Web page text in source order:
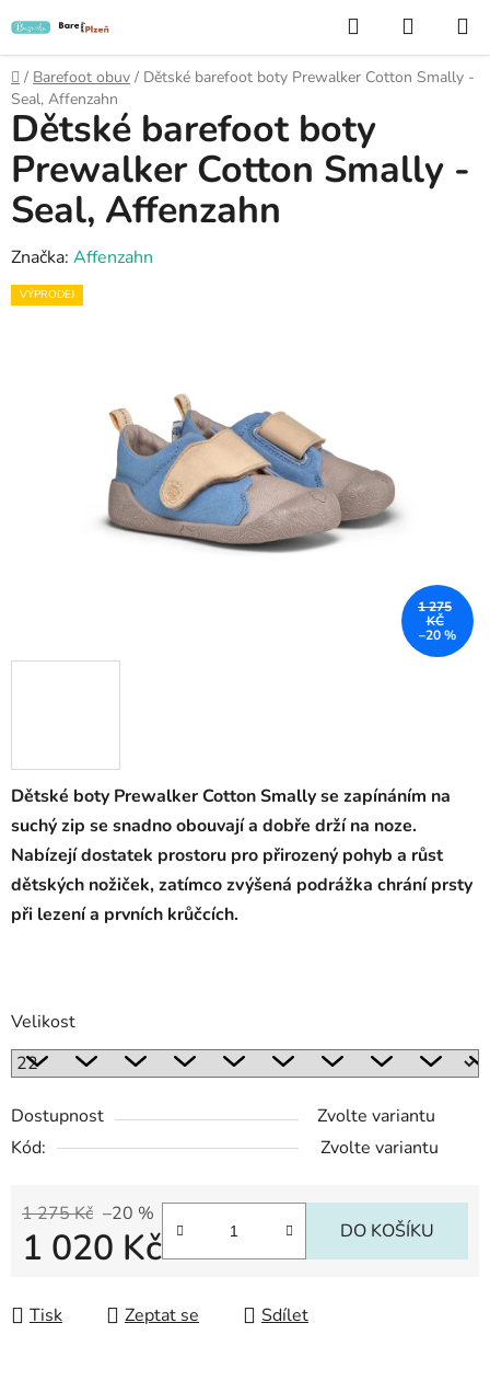
na
obsah
Hledat
KOŠÍK
Domů
/ Barefoot obuv / Dětské barefoot boty Prewalker Cotton Smally -
Seal, Affenzahn
Dětské boty Prewalker Cotton Smally se zapínáním na
suchý zip se snadno obouvají a dobře drží na noze.
Nabízejí dostatek prostoru pro přirozený pohyb a růst
dětských nožiček, zatímco zvýšená podrážka chrání prsty
při lezení a prvních krůčcích.
Velikost
Dostupnost
Zvolte variantu
Kód:
Zvolte variantu
1 275 Kč –20 %
1 020 Kč DO KOŠÍKU
Tisk Zeptat se Sdílet
Dětské barefoot boty
Prewalker Cotton Smally -
Seal, Affenzahn
Značka: Affenzahn
VÝPRODEJ
1 275
KČ
–20 %